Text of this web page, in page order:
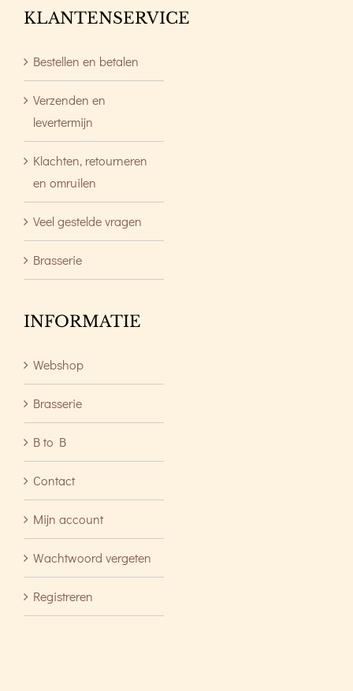
KLANTENSERVICE
Bestellen en betalen
Verzenden en
levertermijn
Klachten, retourneren
en omruilen
Veel gestelde vragen
Brasserie
INFORMATIE
Webshop
Brasserie
B to B
Contact
Mijn account
Wachtwoord vergeten
Registreren